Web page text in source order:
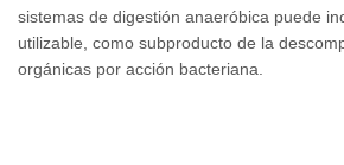
sistemas de digestión anaeróbica puede
utilizable, como subproducto de la
orgánicas por acción bacteriana.